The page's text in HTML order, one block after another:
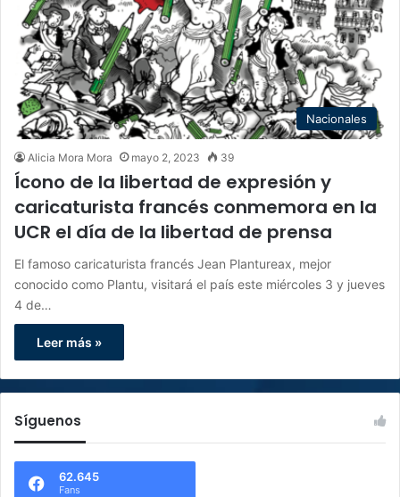
Nacionales
Alicia Mora Mora mayo 2, 2023 39
Ícono de la libertad de expresión y
caricaturista francés conmemora en la
UCR el día de la libertad de prensa
El famoso caricaturista francés Jean Plantureax, mejor
conocido como Plantu, visitará el país este miércoles 3 y jueves
4 de…
Leer más »
Síguenos
62.645
Fans